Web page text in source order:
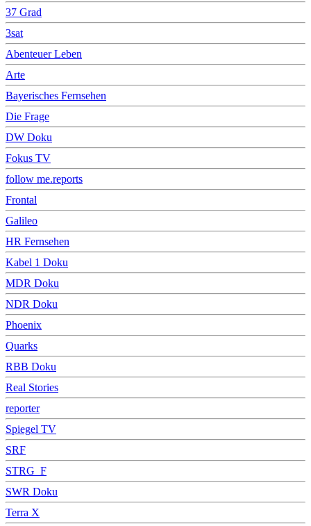
37 Grad
3sat
Abenteuer Leben
Arte
Bayerisches Fernsehen
Die Frage
DW Doku
Fokus TV
follow me.reports
Frontal
Galileo
HR Fernsehen
Kabel 1 Doku
MDR Doku
NDR Doku
Phoenix
Quarks
RBB Doku
Real Stories
reporter
Spiegel TV
SRF
STRG_F
SWR Doku
Terra X